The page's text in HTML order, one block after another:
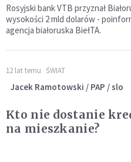
Rosyjski bank VTB przyznał
wysokości 2 mld dolarów -
agencja białoruska BiełTA.
12 lat temu ŚWIAT
Jacek Ramotowski / PAP / slo
Kto nie dostanie
na mieszkanie?